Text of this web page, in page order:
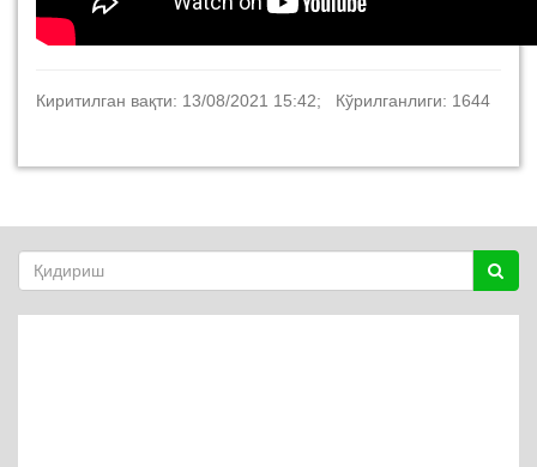
Киритилган вақти: 13/08/2021 15:42; Кўрилганлиги: 1644